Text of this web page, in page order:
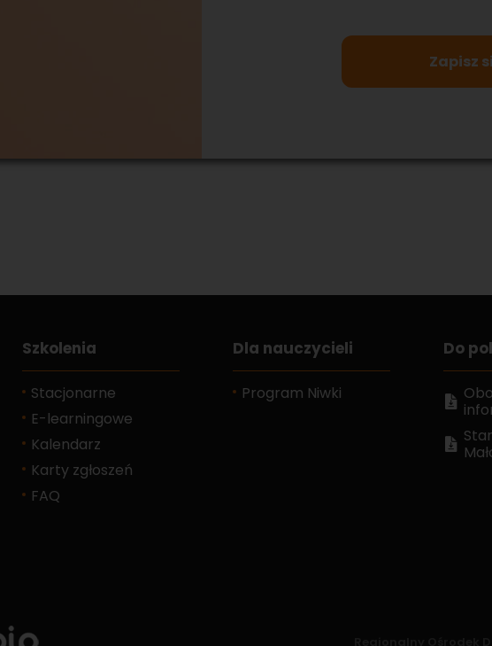
Zapisz
Szkolenia
Stacjonarne
E-learningowe
Kalendarz
Karty zgłoszeń
FAQ
Dla nauczycieli
Program Niwki
Do